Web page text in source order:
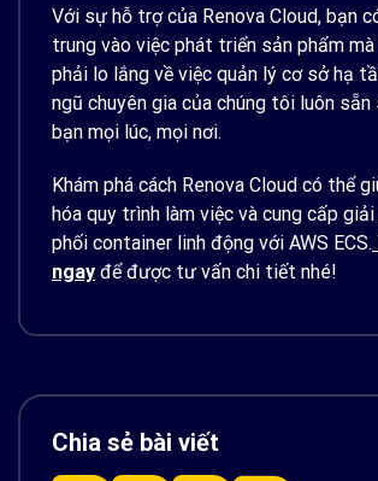
Với sự hỗ trợ của Renova Cloud, bạn
trung vào việc phát triển sản phẩm
phải lo lắng về việc quản lý cơ sở hạ
ngũ chuyên gia của chúng tôi luôn
bạn mọi lúc, mọi nơi.
Khám phá cách Renova Cloud có thể
hóa quy trình làm việc và cung cấp
phối container linh động với AWS ECS.
ngay để được tư vấn chi tiết nhé!
Chia sẻ bài viết